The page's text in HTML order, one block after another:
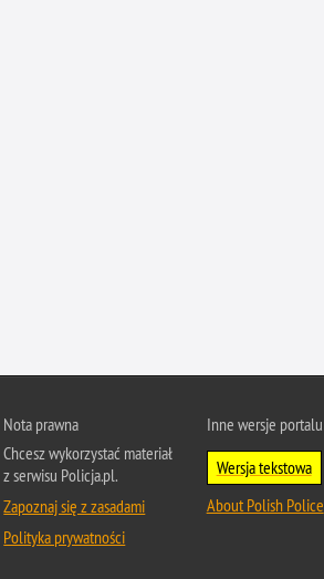
Przestępczość farmaceutyczna
Przestępczość internetowa
Przestępczość komputerowa
Przestępczość kryminalna
Przestępczość międzynarodowa
Nota prawna
Chcesz wykorzystać materiał
z serwisu Policja.pl.
Zapoznaj się z zasadami
Polityka prywatności
Inne wersje portalu
Wersja tekstowa
About Polish Police